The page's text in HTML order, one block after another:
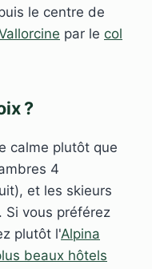
le centre de
par le col
?
calme plutôt que
4
et les skieurs
Si vous préférez
plutôt l'Alpina
beaux hôtels